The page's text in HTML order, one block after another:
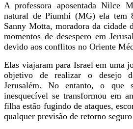
A professora aposentada Nilce
natural de Piumhi (MG) ela
Sanny Motta, moradora da cidade
momentos de desespero em
devido aos conflitos no Oriente
Elas viajaram para Israel em uma
objetivo de realizar o desejo
Jerusalém. No entanto, o que
inesquecível se transformou em
filha estão fugindo de ataques,
qualquer previsão de retorno